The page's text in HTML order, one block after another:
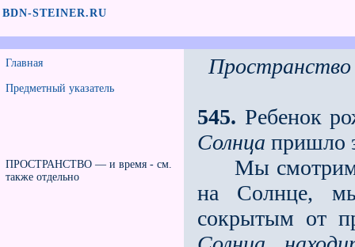
BDN-STEINER.RU
Главная
Предметный указатель
ПРОСТРАНСТВО — и время - см.
также отдельно
Пространство
545. Ребенок
Солнца пришло
Мы смотрим
на Солнце,
сокрытым от